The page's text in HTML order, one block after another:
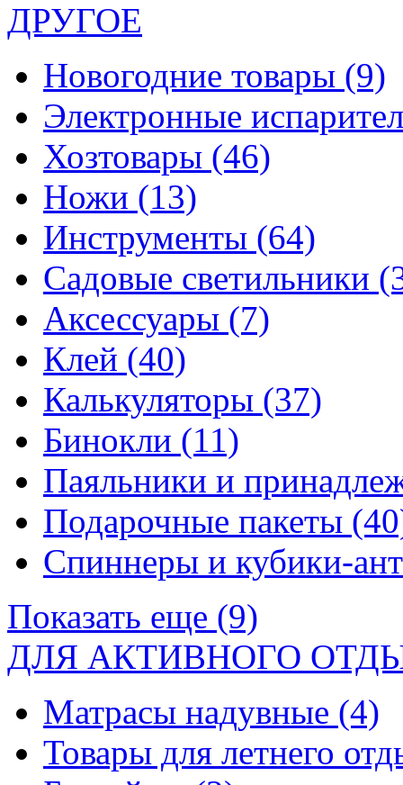
ДРУГОЕ
Новогодние товары (9)
Электронные
Хозтовары (46)
Ножи (13)
Инструменты (64)
Садовые светильники
Аксессуары (7)
Клей (40)
Калькуляторы (37)
Бинокли (11)
Паяльники и
Подарочные пакеты
Спиннеры и кубики-
Показать еще (9)
ДЛЯ АКТИВНОГО
Матрасы надувные (4)
Товары для летнего